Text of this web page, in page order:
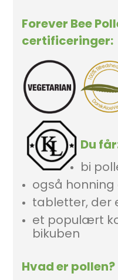
Forever Bee
certificeringer:
Du
bi
også
tabletter, der
et populært
bikuben
Hvad er pollen?